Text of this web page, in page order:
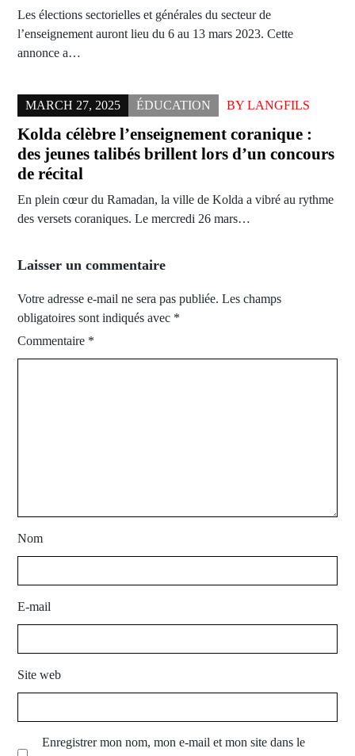
Les élections sectorielles et générales du secteur de
l’enseignement auront lieu du 6 au 13 mars 2023. Cette
annonce a…
MARCH 27, 2025 ÉDUCATION BY LANGFILS
Kolda célèbre l’enseignement coranique :
des jeunes talibés brillent lors d’un concours
de récital
En plein cœur du Ramadan, la ville de Kolda a vibré au rythme
des versets coraniques. Le mercredi 26 mars…
Laisser un commentaire
Votre adresse e-mail ne sera pas publiée. Les champs
obligatoires sont indiqués avec *
Commentaire *
Nom
E-mail
Site web
Enregistrer mon nom, mon e-mail et mon site dans le